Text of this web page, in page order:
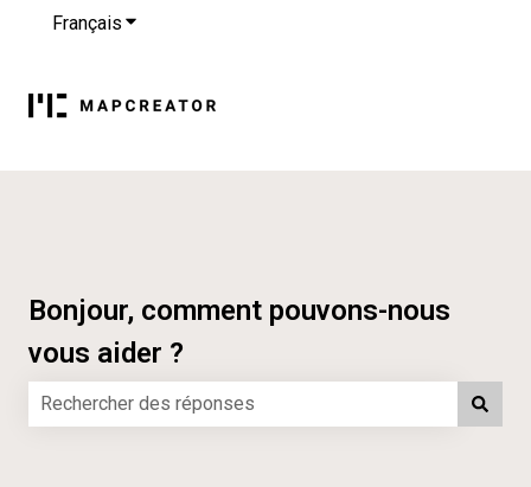
Français Afficher le sous-menu pour les traductions
Bonjour, comment pouvons-nous
vous aider ?